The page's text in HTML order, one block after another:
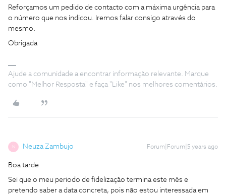
Reforçamos um pedido de contacto com a máxima urgência para
o número que nos indicou. Iremos falar consigo através do
mesmo.
Obrigada
Ajude a comunidade a encontrar informação relevante. Marque
como "Melhor Resposta" e faça "Like" nos melhores comentários.
N Neuza Zambujo Forum|Forum|5 years ago
Boa tarde
Sei que o meu periodo de fidelização termina este mês e
pretendo saber a data concreta, pois não estou interessada em